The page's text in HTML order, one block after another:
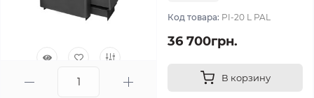
Код товара: PI-20 L PAL
36 700грн.
В корзину